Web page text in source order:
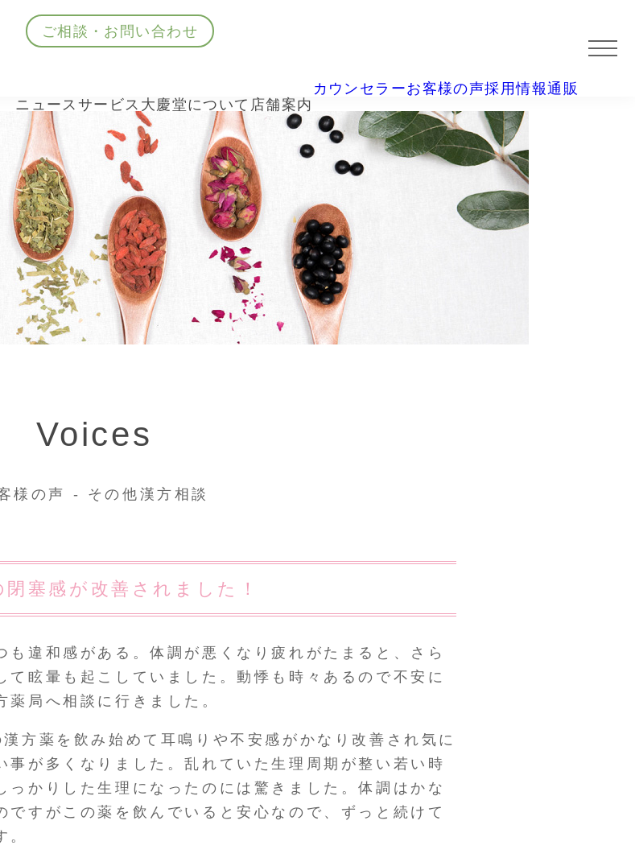
ご相談・お問い合わせ
ニュース サービス 大慶堂について 店舗案内
カウンセラーお客様の声採用情報通販
ニュース
サービス
大慶堂について
店舗案内
ご相談・お問い合わせ
Voices
様の声 - その他漢方相談
閉塞感が改善されました！
も違和感がある。体調が悪くなり疲れがたまると、さら
て眩暈も起こしていました。動悸も時々あるので不安に
薬局へ相談に行きました。
方薬を飲み始めて耳鳴りや不安感がかなり改善され気に
事が多くなりました。乱れていた生理周期が整い若い時
っかりした生理になったのには驚きました。体調はかな
ですがこの薬を飲んでいると安心なので、ずっと続けて
。